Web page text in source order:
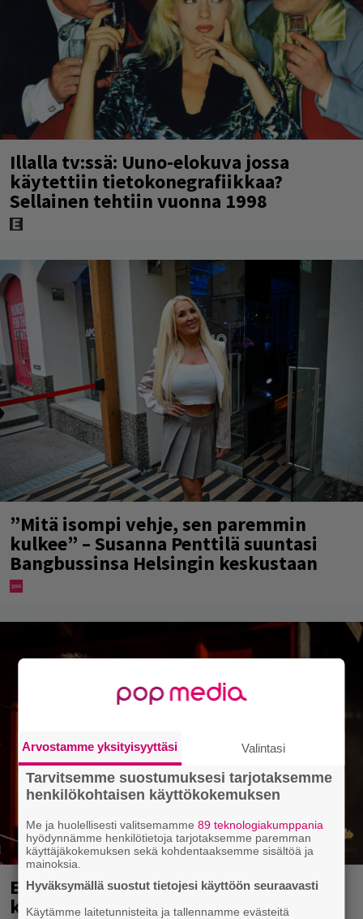
Illalla tv:ssä: Uuno-elokuva jossa
käytettiin tietokonegrafiikkaa?
Sellainen tehtiin vuonna 1998
”Mitä isompi vehje, sen paremmin
kulkee” – Susanna Penttilä suuntasi
Bangbussinsa Helsingin keskustaan
Eppu Normaali soitti viimeisen
keikkansa – nämä kappaleet sillä
Arvostamme yksityisyyttäsi Valintasi
Tarvitsemme suostumuksesi tarjotaksemme
henkilökohtaisen käyttökokemuksen
Me ja huolellisesti valitsemamme89 teknologiakumppania
hyödynnämme henkilötietoja tarjotaksemme paremman
käyttäjäkokemuksen sekä kohdentaaksemme sisältöä ja
mainoksia.
Hyväksymällä suostut tietojesi käyttöön seuraavasti
Käytämme laitetunnisteita ja tallennamme evästeitä